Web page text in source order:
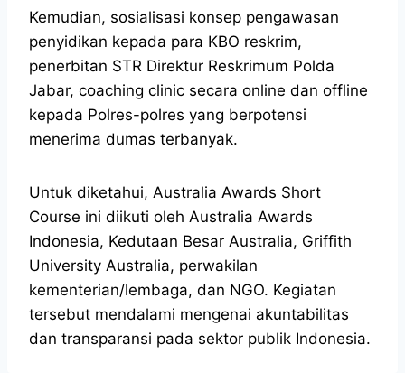
Kemudian, sosialisasi konsep pengawasan
penyidikan kepada para KBO reskrim,
penerbitan STR Direktur Reskrimum Polda
Jabar, coaching clinic secara online dan offline
kepada Polres-polres yang berpotensi
menerima dumas terbanyak.
Untuk diketahui, Australia Awards Short
Course ini diikuti oleh Australia Awards
Indonesia, Kedutaan Besar Australia, Griffith
University Australia, perwakilan
kementerian/lembaga, dan NGO. Kegiatan
tersebut mendalami mengenai akuntabilitas
dan transparansi pada sektor publik Indonesia.